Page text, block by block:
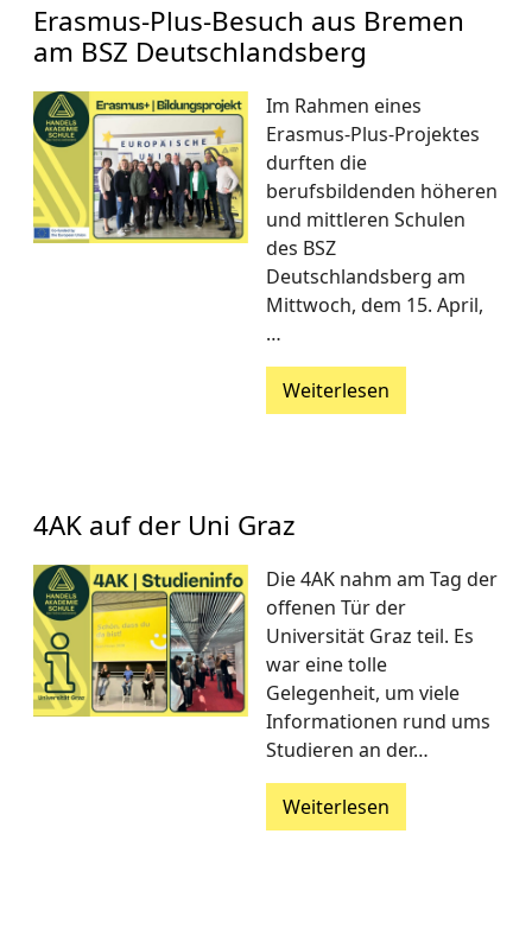
Erasmus-Plus-Besuch aus Bremen
am BSZ Deutschlandsberg
Im Rahmen eines
Erasmus-Plus-Projektes
durften die
berufsbildenden höheren
und mittleren Schulen
des BSZ
Deutschlandsberg am
Mittwoch, dem 15. April,
…
Weiterlesen
4AK auf der Uni Graz
Die 4AK nahm am Tag der
offenen Tür der
Universität Graz teil. Es
war eine tolle
Gelegenheit, um viele
Informationen rund ums
Studieren an der…
Weiterlesen